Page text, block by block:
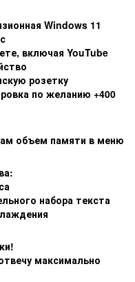
Windows 11
включая YouTube
розетку
по желанию +400
объем памяти в меню
набора текста
максимально